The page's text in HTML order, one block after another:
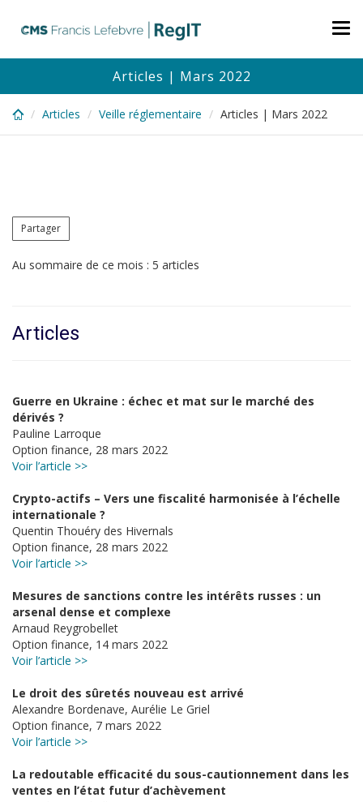
content
Articles | Mars 2022
Articles Veille réglementaire Articles | Mars 2022
Partager
Au sommaire de ce mois : 5 articles
Articles
Guerre en Ukraine : échec et mat sur le marché des
dérivés ?
Pauline Larroque
Option finance, 28 mars 2022
Voir l’article >>
Crypto-actifs – Vers une fiscalité harmonisée à l’échelle
internationale ?
Quentin Thouéry des Hivernals
Option finance, 28 mars 2022
Voir l’article >>
Mesures de sanctions contre les intérêts russes : un
arsenal dense et complexe
Arnaud Reygrobellet
Option finance, 14 mars 2022
Voir l’article >>
Le droit des sûretés nouveau est arrivé
Alexandre Bordenave, Aurélie Le Griel
Option finance, 7 mars 2022
Voir l’article >>
La redoutable efficacité du sous-cautionnement dans les
ventes en l’état futur d’achèvement